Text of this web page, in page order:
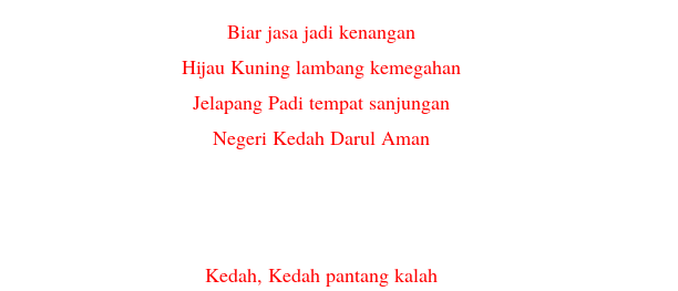
Biar jasa jadi kenangan
Hijau Kuning lambang kemegahan
Jelapang Padi tempat sanjungan
Negeri Kedah Darul Aman
Kedah, Kedah pantang kalah